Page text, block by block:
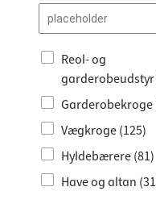
Roca (4)
HEWI (1)
Siro (3)
Lienbacher (1)
Neuhofer (1)
CAR (1)
Hettich (2)
Kesseböhmer (1)
Reol- og
garderobeudstyr
Garderobekroge
Vægkroge (125)
Hyldebærere (81)
Have og altan